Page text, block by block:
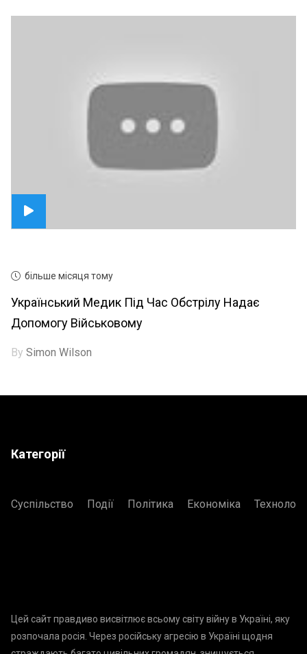
більше місяця тому
Український Медик Під Час Обстрілу Надає
Допомогу Військовому
BySimon Wilson
Категорії
Суспільство Події Політика Економіка Технології
Цей сайт правдиво висвітлює всьому світу війну в Україні, яку
розпочала росія. Через російську агресію в Україні щодня